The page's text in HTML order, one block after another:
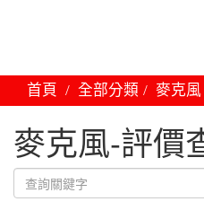
首頁 全部分類 麥克風
麥克風-評價